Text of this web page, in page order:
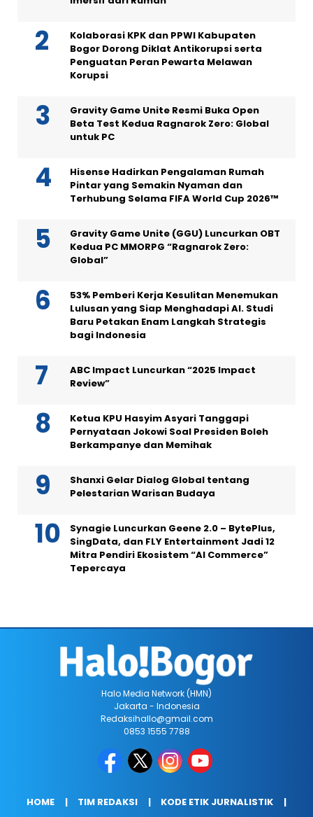
Kolaborasi KPK dan PPWI Kabupaten
Bogor Dorong Diklat Antikorupsi serta
Penguatan Peran Pewarta Melawan
Korupsi
Gravity Game Unite Resmi Buka Open
Beta Test Kedua Ragnarok Zero: Global
untuk PC
Hisense Hadirkan Pengalaman Rumah
Pintar yang Semakin Nyaman dan
Terhubung Selama FIFA World Cup 2026™
Gravity Game Unite (GGU) Luncurkan OBT
Kedua PC MMORPG “Ragnarok Zero:
Global”
53% Pemberi Kerja Kesulitan Menemukan
Lulusan yang Siap Menghadapi AI. Studi
Baru Petakan Enam Langkah Strategis
bagi Indonesia
ABC Impact Luncurkan “2025 Impact
Review”
Ketua KPU Hasyim Asyari Tanggapi
Pernyataan Jokowi Soal Presiden Boleh
Berkampanye dan Memihak
Shanxi Gelar Dialog Global tentang
Pelestarian Warisan Budaya
Synagie Luncurkan Geene 2.0 – BytePlus,
SingData, dan FLY Entertainment Jadi 12
Mitra Pendiri Ekosistem “AI Commerce”
Tepercaya
Halo Media Network (HMN)
Jakarta - Indonesia
Redaksihallo@gmail.com
0853 1555 7788
HOME TIM REDAKSI
KODE ETIK JURNALISTIK